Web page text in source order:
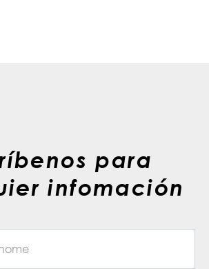
para
infomación